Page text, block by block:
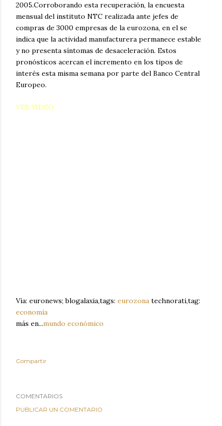
2005.Corroborando esta recuperación, la encuesta
mensual del instituto NTC realizada ante jefes de
compras de 3000 empresas de la eurozona, en el se
indica que la actividad manufacturera permanece estable
y no presenta síntomas de desaceleración. Estos
pronósticos acercan el incremento en los tipos de
interés esta misma semana por parte del Banco Central
Europeo.
VER VIDEO
Vía: euronews; blogalaxia,tags: eurozona technorati,tag:
economía
más en...mundo económico
Compartir
COMENTARIOS
PUBLICAR UN COMENTARIO